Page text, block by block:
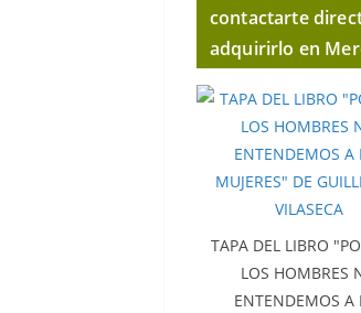
contactarte
adquirirlo en
TAPA DEL LIBRO
LOS HOMBRES
ENTENDEMOS A